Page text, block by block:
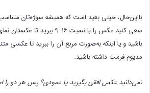
بااین‌حال، خیلی بعید است که همیشه سوژه‌تان
سعی کنید عکس را با نسبت ۱۶: ۹
باشید و یا اینکه به‌صورت مربع آن را ببرید تا عکسی
مدیوم فرمت داشته باشید.
نمی‌دانید عکس افقی بگیرید یا عمودی؟ پس هر دو را